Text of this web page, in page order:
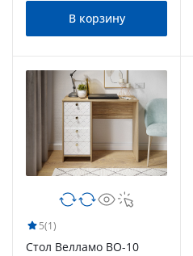
В корзину
5(1)
Стол Велламо ВО-10